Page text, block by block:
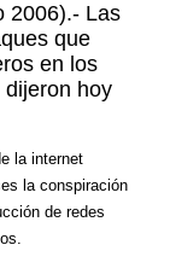
2006).- Las
que
en los
dijeron hoy
la internet
la conspiración
de redes